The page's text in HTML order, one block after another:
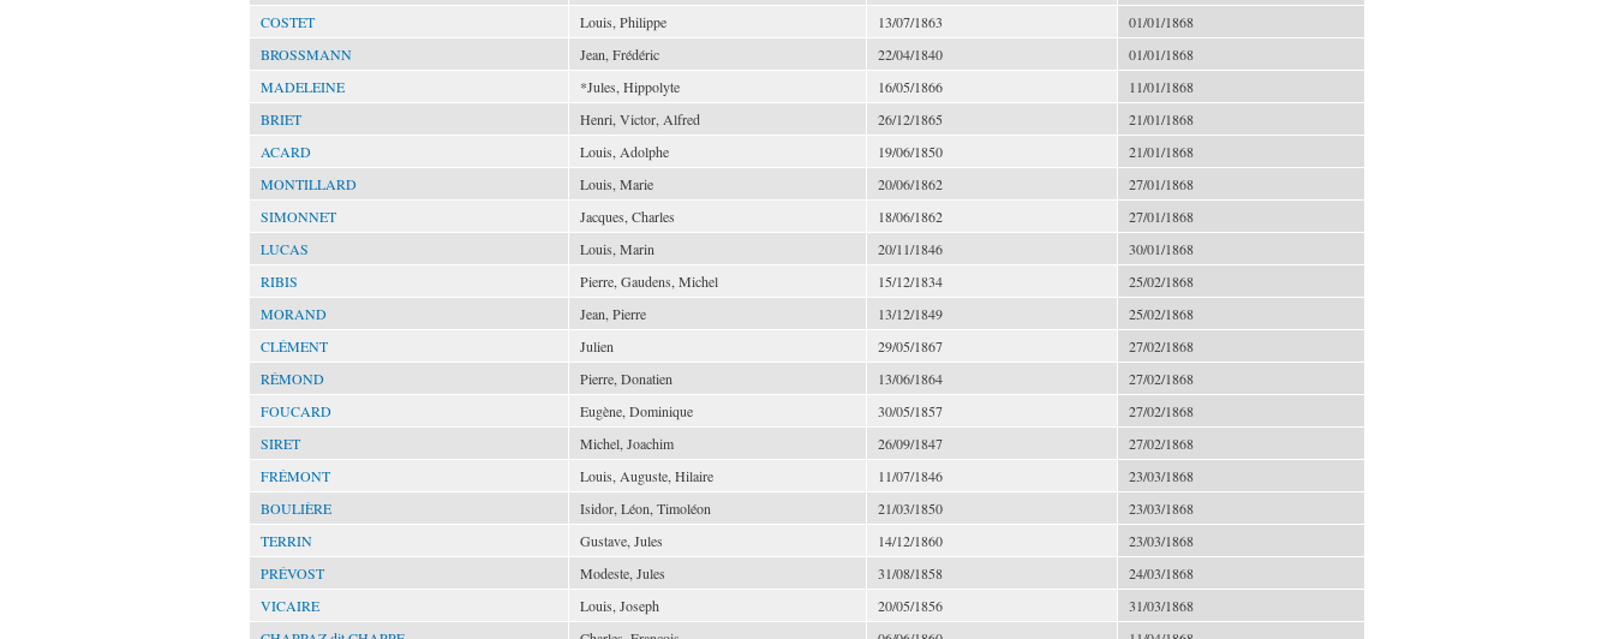
COSTET
Louis, Philippe 13/07/1863
01/01/1868
BROSSMANN
Jean, Frédéric 22/04/1840
01/01/1868
MADELEINE
*Jules, Hippolyte 16/05/1866
11/01/1868
BRIET
Henri, Victor, Alfred 26/12/1865
21/01/1868
ACARD
Louis, Adolphe 19/06/1850
21/01/1868
MONTILLARD
Louis, Marie 20/06/1862
27/01/1868
SIMONNET
Jacques, Charles 18/06/1862
27/01/1868
LUCAS
Louis, Marin 20/11/1846
30/01/1868
RIBIS
Pierre, Gaudens, Michel 15/12/1834
25/02/1868
MORAND
Jean, Pierre 13/12/1849
25/02/1868
CLÉMENT
Julien 29/05/1867
27/02/1868
RÉMOND
Pierre, Donatien 13/06/1864
27/02/1868
FOUCARD
Eugène, Dominique 30/05/1857
27/02/1868
SIRET
Michel, Joachim 26/09/1847
27/02/1868
FRÉMONT
Louis, Auguste, Hilaire 11/07/1846
23/03/1868
BOULIÈRE
Isidor, Léon, Timoléon 21/03/1850
23/03/1868
TERRIN
Gustave, Jules 14/12/1860
23/03/1868
PRÉVOST
Modeste, Jules 31/08/1858
24/03/1868
VICAIRE
Louis, Joseph 20/05/1856
31/03/1868